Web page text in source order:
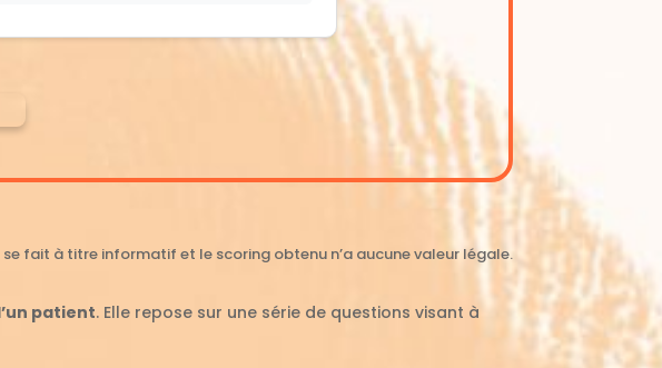
fait à titre informatif et le scoring obtenu n’a aucune valeur légale.
patient. Elle repose sur une série de questions visant à